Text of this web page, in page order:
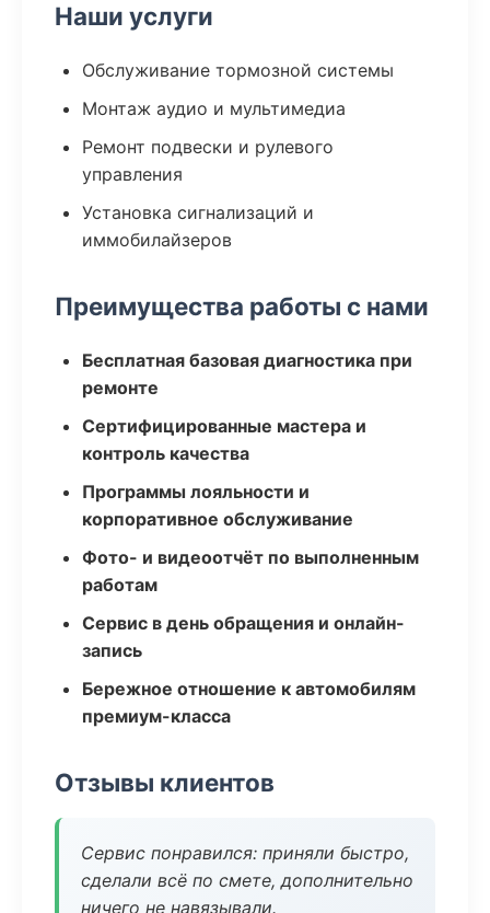
Наши услуги
Обслуживание тормозной системы
Монтаж аудио и мультимедиа
Ремонт подвески и рулевого
управления
Установка сигнализаций и
иммобилайзеров
Преимущества работы с нами
Бесплатная базовая диагностика при
ремонте
Сертифицированные мастера и
контроль качества
Программы лояльности и
корпоративное обслуживание
Фото- и видеоотчёт по выполненным
работам
Сервис в день обращения и онлайн-
запись
Бережное отношение к автомобилям
премиум-класса
Отзывы клиентов
Сервис понравился: приняли быстро,
сделали всё по смете, дополнительно
ничего не навязывали.